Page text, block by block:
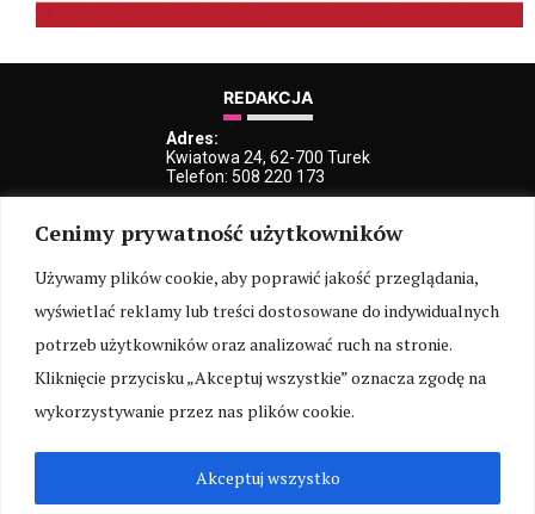
Cenimy prywatność użytkowników
Używamy plików cookie, aby poprawić jakość przeglądania,
wyświetlać reklamy lub treści dostosowane do indywidualnych
potrzeb użytkowników oraz analizować ruch na stronie.
Kliknięcie przycisku „Akceptuj wszystkie” oznacza zgodę na
wykorzystywanie przez nas plików cookie.
Akceptuj wszystko
REDAKCJA
Adres:
Kwiatowa 24, 62-700 Turek
Telefon: 508 220 173
kblaszczyk@iturek.net
reklama@iturek.net
MENU
SOCIAL MEDIA